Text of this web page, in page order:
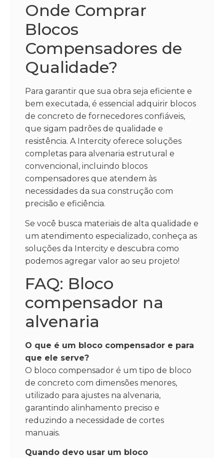
Onde Comprar
Blocos
Compensadores de
Qualidade?
Para garantir que sua obra seja eficiente e
bem executada, é essencial adquirir blocos
de concreto de fornecedores confiáveis,
que sigam padrões de qualidade e
resistência. A Intercity oferece soluções
completas para alvenaria estrutural e
convencional, incluindo blocos
compensadores que atendem às
necessidades da sua construção com
precisão e eficiência.
Se você busca materiais de alta qualidade e
um atendimento especializado, conheça as
soluções da Intercity e descubra como
podemos agregar valor ao seu projeto!
FAQ: Bloco
compensador na
alvenaria
O que é um bloco compensador e para
que ele serve?
O bloco compensador é um tipo de bloco
de concreto com dimensões menores,
utilizado para ajustes na alvenaria,
garantindo alinhamento preciso e
reduzindo a necessidade de cortes
manuais.
Quando devo usar um bloco